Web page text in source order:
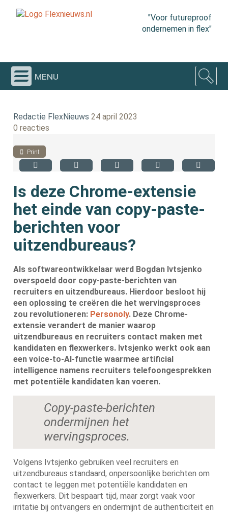
"Voor futureproof
ondernemen in flex"
menu
Redactie FlexNieuws 24 april 2023
0 reacties
Print
Is deze Chrome-extensie
het einde van copy-paste-
berichten voor
uitzendbureaus?
Als softwareontwikkelaar werd Bogdan Ivtsjenko
overspoeld door copy-paste-berichten van
recruiters en uitzendbureaus. Hierdoor besloot hij
een oplossing te creëren die het wervingsproces
zou revolutioneren: Personoly. Deze Chrome-
extensie verandert de manier waarop
uitzendbureaus en recruiters contact maken met
kandidaten en flexwerkers. Ivtsjenko werkt ook aan
een voice-to-AI-functie waarmee artificial
intelligence namens recruiters telefoongesprekken
met potentiële kandidaten kan voeren.
Copy-paste-berichten
ondermijnen het
wervingsproces.
Volgens Ivtsjenko gebruiken veel recruiters en
uitzendbureaus standaard, onpersoonlijke berichten om
contact te leggen met potentiële kandidaten en
flexwerkers. Dit bespaart tijd, maar zorgt vaak voor
irritatie bij ontvangers en ondermijnt de authenticiteit en